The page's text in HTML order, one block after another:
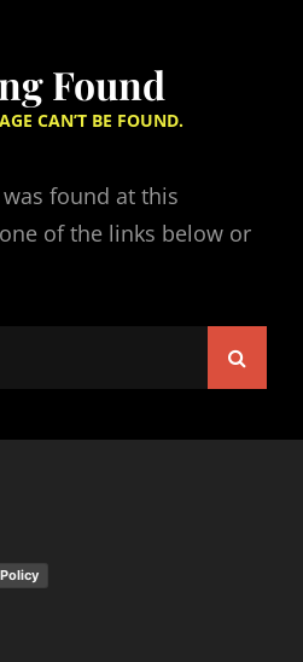
Found
CAN’T BE FOUND.
found at this
of the links below or